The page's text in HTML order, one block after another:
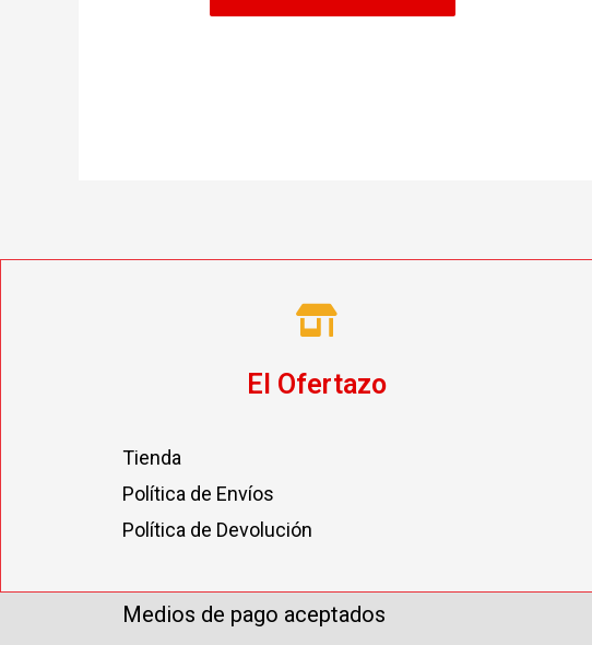
El Ofertazo
Tienda
Política de Envíos
Política de Devolución
Medios de pago aceptados